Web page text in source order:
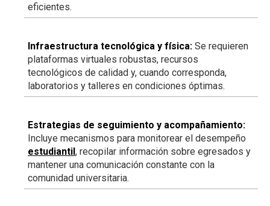
eficientes.
Infraestructura tecnológica y física: Se requieren
plataformas virtuales robustas, recursos
tecnológicos de calidad y, cuando corresponda,
laboratorios y talleres en condiciones óptimas.
Estrategias de seguimiento y acompañamiento:
Incluye mecanismos para monitorear el desempeño
estudiantil, recopilar información sobre egresados y
mantener una comunicación constante con la
comunidad universitaria.